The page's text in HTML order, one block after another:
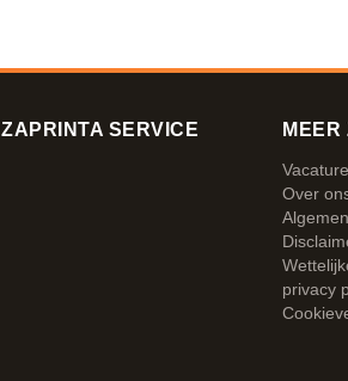
ZAPRINTA SERVICE MEER
Over
privacy